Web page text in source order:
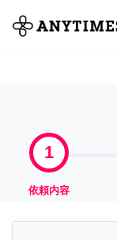
全て
1
依頼内容